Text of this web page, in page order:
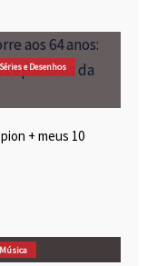
Séries e Desenhos
+ meus 10
Música